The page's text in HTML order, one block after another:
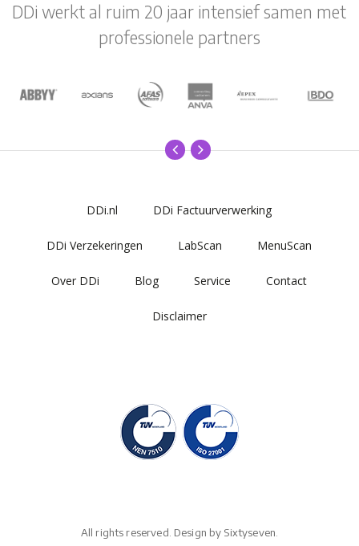
DDi werkt al ruim 20 jaar intensief samen met
professionele partners
DDi.nl DDi Factuurverwerking
DDi Verzekeringen LabScan MenuScan
Over DDi Blog Service Contact
Disclaimer
All rights reserved. Design by Sixtyseven.